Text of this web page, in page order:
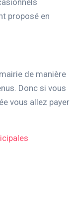
proposé en
de manière
Donc si vous
vous allez payer